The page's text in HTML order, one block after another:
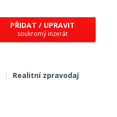
PŘIDAT / UPRAVIT
soukromý inzerát
| Realitní zpravodaj